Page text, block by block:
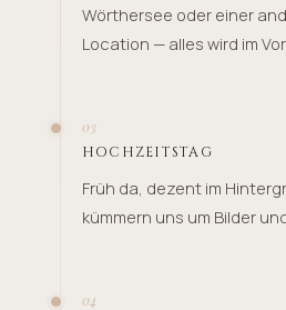
Wörthersee oder einer
Location — alles wird im
03
HOCHZEITSTAG
Früh da, dezent im
kümmern uns um Bilder und
04